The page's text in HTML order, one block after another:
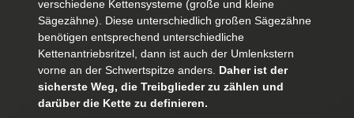
verschiedene Kettensysteme (große und kleine
Sägezähne). Diese unterschiedlich großen Sägezähne
benötigen entsprechend unterschiedliche
Kettenantriebsritzel, dann ist auch der Umlenkstern
vorne an der Schwertspitze anders. Daher ist der
sicherste Weg, die Treibglieder zu zählen und
darüber die Kette zu definieren.